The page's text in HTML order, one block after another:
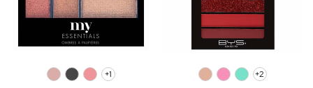
+1 +2